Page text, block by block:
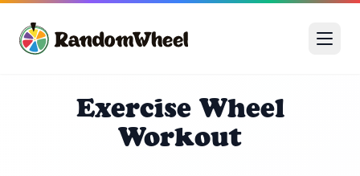
Exercise Wheel
Workout